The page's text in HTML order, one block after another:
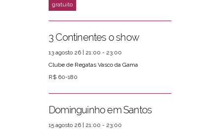
3 Continentes o show
13 agosto 26 | 21:00 - 23:00
Clube de Regatas Vasco da Gama
R$ 60-180
Dominguinho em Santos
15 agosto 26 | 21:00 - 23:00